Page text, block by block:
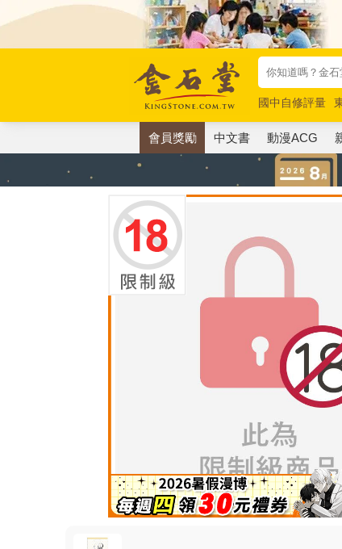
國中自修評量
唯紅花綻放
奧
會員獎勵 中文書 動漫ACG